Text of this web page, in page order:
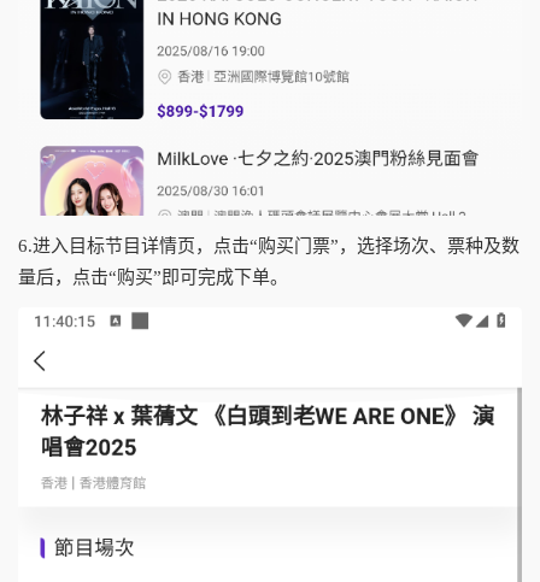
6.进入目标节目详情页，点击“购买门票”，选择场次、票种及数
量后，点击“购买”即可完成下单。